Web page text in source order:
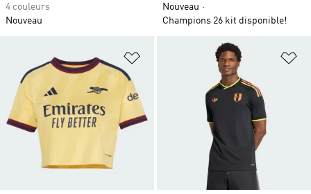
4 couleurs
Nouveau
Nouveau
Champions 26 kit disponible!
Ajouter à la Liste de produits